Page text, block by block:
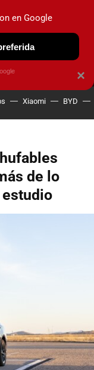
NUEVO
Xiaomi BYD
de lo
×
en Google